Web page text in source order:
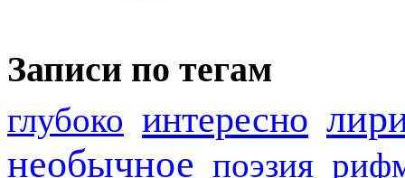
Записи по тегам
глубоко интересно
необычное поэзия